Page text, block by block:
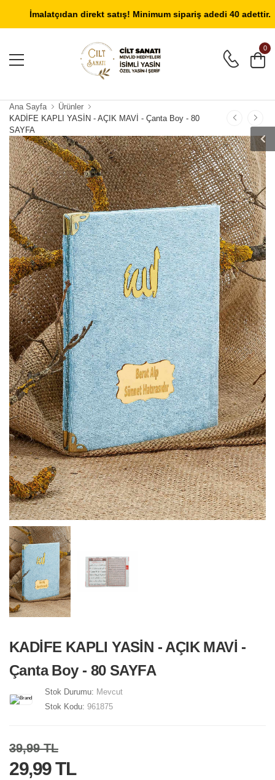
İmalatçıdan direkt satış! Minimum sipariş adedi 40 adettir.
Giriş Yap Üye Ol
0
Ana Sayfa
Ürünler
KADİFE KAPLI YASİN - AÇIK MAVİ - Çanta Boy - 80
SAYFA
KADİFE KAPLI YASİN - AÇIK MAVİ -
Çanta Boy - 80 SAYFA
Stok Durumu: Mevcut
Stok Kodu: 961875
39,99 TL
29,99 TL